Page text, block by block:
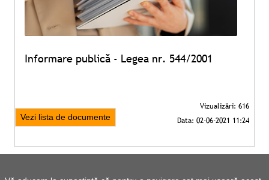
Informare publică - Legea nr. 544/2001
Vezi lista de documente